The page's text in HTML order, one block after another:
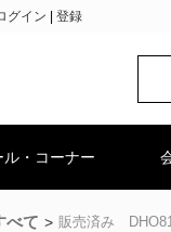
グイン 登録
・コーナー
べて 販売済み